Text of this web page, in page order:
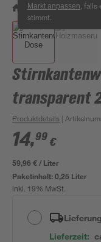
Markt anpassen ,
stimmt.
/ Bauen &
transparent
Produktdetails |
14,99 €
59,96 € / Liter
Paketinhalt:0,25 Liter
inkl. 19% MwSt.
Lieferzeit: